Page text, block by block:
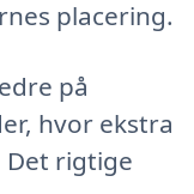
placering.
på
hvor ekstra
rigtige